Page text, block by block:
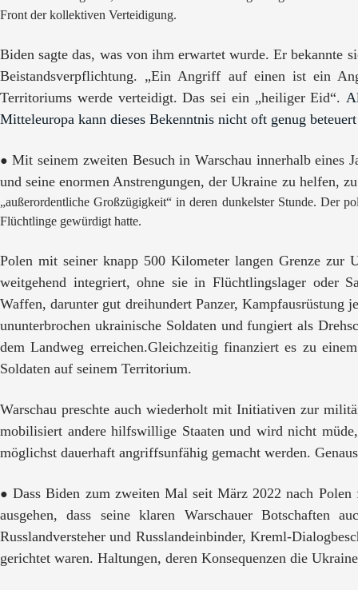
Front der kollektiven Verteidigung.
Biden sagte das, was von ihm erwartet wurde. Er bekannte
Beistandsverpflichtung. „Ein Angriff auf einen ist ein
Territoriums werde verteidigt. Das sei ein „heiliger Eid“.
Mitteleuropa kann dieses Bekenntnis nicht oft genug
●Mit seinem zweiten Besuch in Warschau innerhalb eines
und seine enormen Anstrengungen, der Ukraine zu helfen,
„außerordentliche Großzügigkeit“ in deren dunkelster Stunde. Der
Flüchtlinge gewürdigt hatte.
Polen mit seiner knapp 500 Kilometer langen Grenze zur
weitgehend integriert, ohne sie in Flüchtlingslager oder
Waffen, darunter gut dreihundert Panzer,
ununterbrochen ukrainische Soldaten und fungiert als
dem Landweg erreichen.Gleichzeitig finanziert es zu
Soldaten auf seinem Territorium.
Warschau preschte auch wiederholt mit Initiativen zur
mobilisiert andere hilfswillige Staaten und wird nicht
möglichst dauerhaft angriffsunfähig gemacht werden.
●Dass Biden zum zweiten Mal seit März 2022 nach
ausgehen, dass seine klaren Warschauer Botschaften
Russlandversteher und Russlandeinbinder, Kreml-
gerichtet waren. Haltungen, deren Konsequenzen die